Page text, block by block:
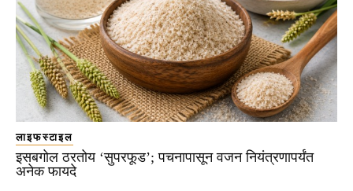
लाइफस्टाइल
इसबगोल ठरतोय ‘सुपरफूड’; पचनापासून वजन नियंत्रणापर्यंत
अनेक फायदे